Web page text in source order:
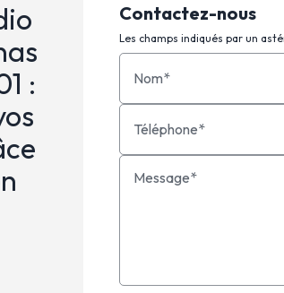
:
Contactez-nous
Les champs indiqués par un
Nom*
Téléphone*
Message*